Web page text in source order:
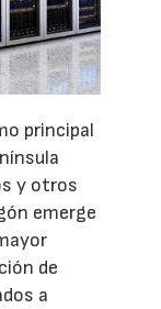
principal
y otros
emerge
de
a